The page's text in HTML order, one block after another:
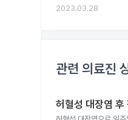
2023.03.28
관련 의료진
허혈성 대장염